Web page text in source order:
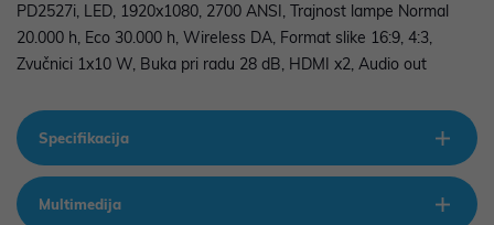
PD2527i, LED, 1920x1080, 2700 ANSI, Trajnost lampe Normal
20.000 h, Eco 30.000 h, Wireless DA, Format slike 16:9, 4:3,
Zvučnici 1x10 W, Buka pri radu 28 dB, HDMI x2, Audio out
Specifikacija
Multimedija